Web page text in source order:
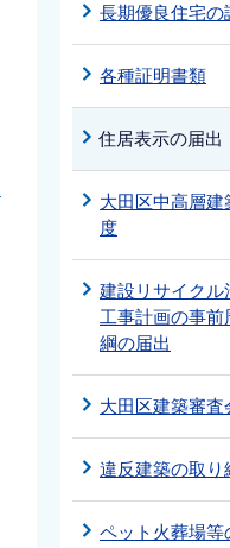
長期優良住宅の
各種証明書類
住居表示の届出
大田区中高層建
度
建設リサイクル
工事計画の事
綱の届出
大田区建築審査
違反建築の取り
ペット火葬場